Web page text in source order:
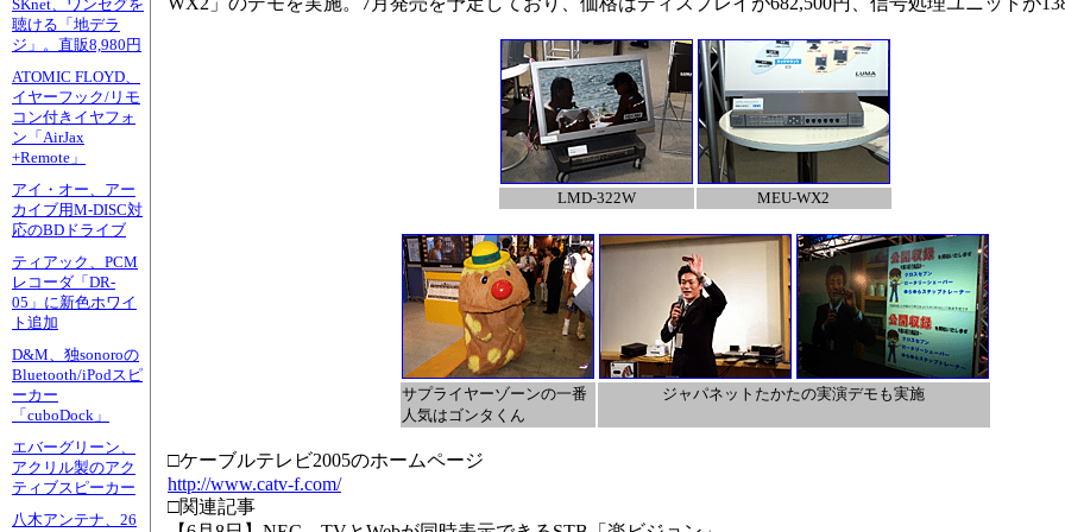
SKnet、ワンセグを
聴ける「地デラ
ジ」。直販8,980円
ATOMIC FLOYD、
イヤーフック/リモ
コン付きイヤフォ
ン「AirJax
+Remote」
アイ・オー、アー
カイブ用M-DISC対
応のBDドライブ
ティアック、PCM
レコーダ「DR-
05」に新色ホワイ
ト追加
D&M、独sonoroの
Bluetooth/iPodスピ
ーカー
「cuboDock」
エバーグリーン、
アクリル製のアク
ティブスピーカー
八木アンテナ、26
LMD-322W MEU-WX2
サプライヤーゾーンの一番
人気はゴンタくん
ジャパネットたかたの実演デモも実施
□ケーブルテレビ2005のホームページ
http://www.catv-f.com/
□関連記事